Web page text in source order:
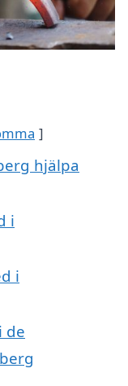
hjälpa
i
i
de